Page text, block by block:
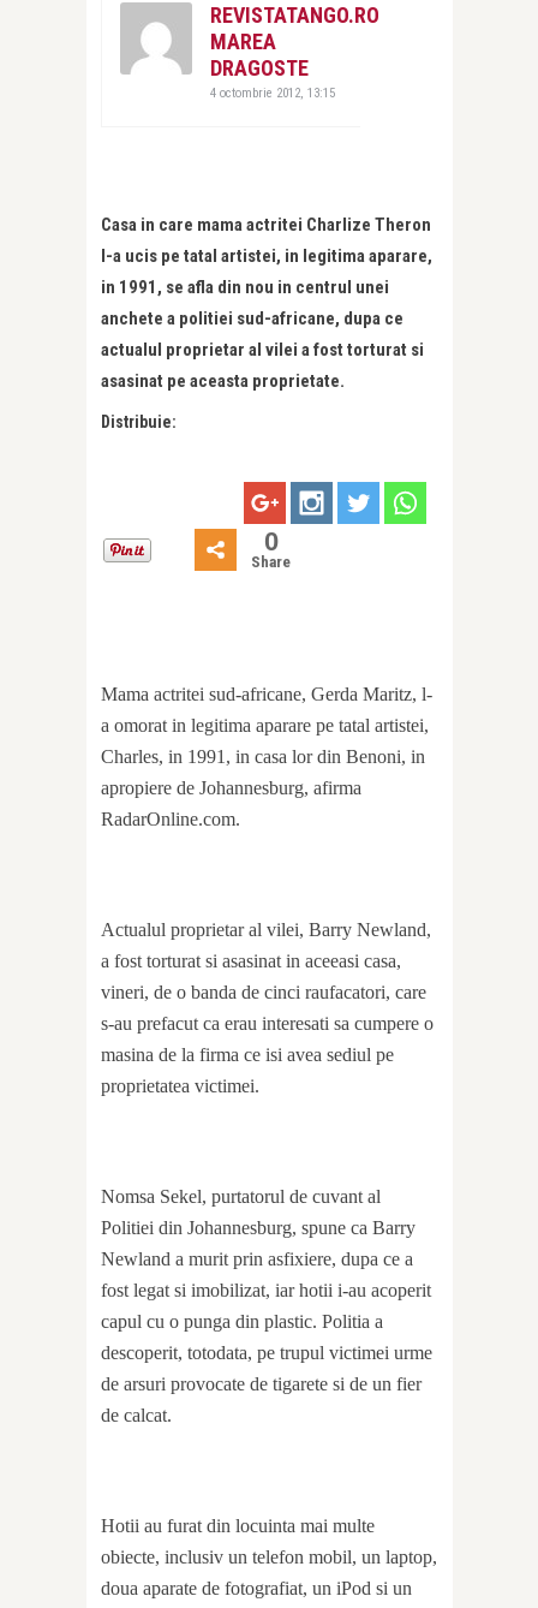
REVISTATANGO.RO
MAREA
DRAGOSTE
4 octombrie 2012, 13:15
Casa in care mama actritei Charlize Theron
l-a ucis pe tatal artistei, in legitima aparare,
in 1991, se afla din nou in centrul unei
anchete a politiei sud-africane, dupa ce
actualul proprietar al vilei a fost torturat si
asasinat pe aceasta proprietate.
Distribuie:
0
Share
Mama actritei sud-africane, Gerda Maritz, l-
a omorat in legitima aparare pe tatal artistei,
Charles, in 1991, in casa lor din Benoni, in
apropiere de Johannesburg, afirma
RadarOnline.com.
Actualul proprietar al vilei, Barry Newland,
a fost torturat si asasinat in aceeasi casa,
vineri, de o banda de cinci raufacatori, care
s-au prefacut ca erau interesati sa cumpere o
masina de la firma ce isi avea sediul pe
proprietatea victimei.
Nomsa Sekel, purtatorul de cuvant al
Politiei din Johannesburg, spune ca Barry
Newland a murit prin asfixiere, dupa ce a
fost legat si imobilizat, iar hotii i-au acoperit
capul cu o punga din plastic. Politia a
descoperit, totodata, pe trupul victimei urme
de arsuri provocate de tigarete si de un fier
de calcat.
Hotii au furat din locuinta mai multe
obiecte, inclusiv un telefon mobil, un laptop,
doua aparate de fotografiat, un iPod si un